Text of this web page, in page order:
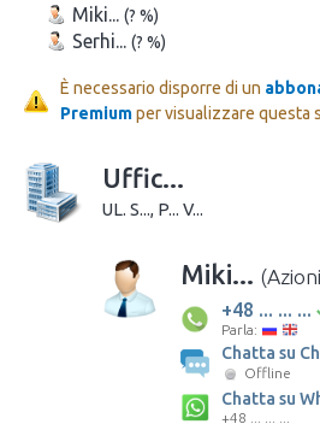
Miki... (? %)
Serhi... (? %)
È necessario disporre di un
Premiumper visualizzare questa
Uffic...
UL. S..., P... V...
Miki...
+48 ... ... ...
Parla:
Chatta su
Offline
Chatta su
+48 ... ... ...